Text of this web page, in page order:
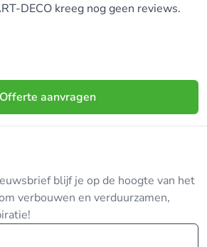
DECO kreeg nog geen reviews.
Offerte aanvragen
blijf je op de hoogte van het
verbouwen en verduurzamen,